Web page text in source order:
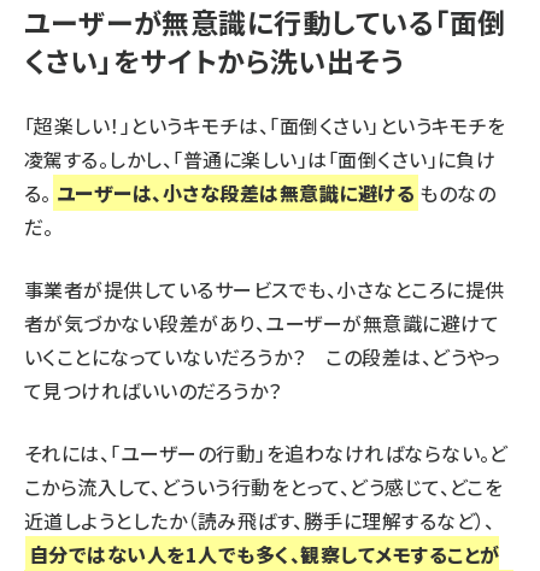
ユーザーが無意識に行動している「面倒
くさい」をサイトから洗い出そう
「超楽しい！」というキモチは、「面倒くさい」というキモチを
凌駕する。しかし、「普通に楽しい」は「面倒くさい」に負け
る。 ユーザーは、小さな段差は無意識に避ける ものなの
だ。
事業者が提供しているサービスでも、小さなところに提供
者が気づかない段差があり、ユーザーが無意識に避けて
いくことになっていないだろうか？ この段差は、どうやっ
て見つければいいのだろうか？
それには、「ユーザーの行動」を追わなければならない。ど
こから流入して、どういう行動をとって、どう感じて、どこを
近道しようとしたか（読み飛ばす、勝手に理解するなど）、
自分ではない人を1人でも多く、観察してメモすることが